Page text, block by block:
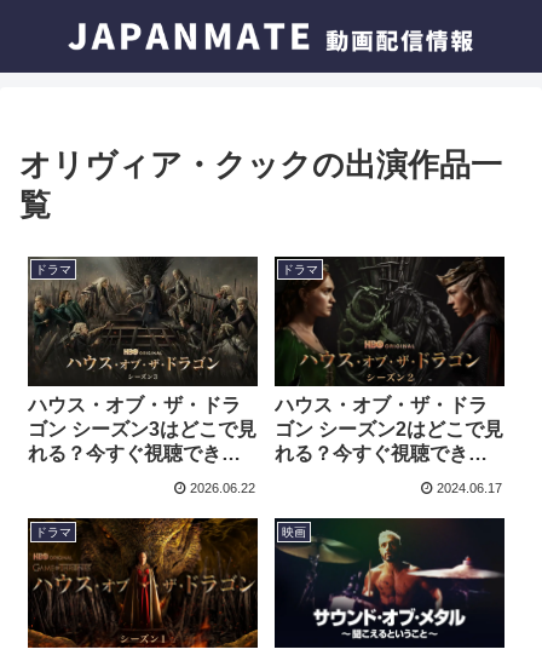
オリヴィア・クックの出演作品一
覧
ドラマ
ハウス・オブ・ザ・ドラ
ゴン シーズン3はどこで見
れる？今すぐ視聴できる
動画配信サービスを紹
2026.06.22
ドラマ
ハウス・オブ・ザ・ドラ
ゴン シーズン2はどこで見
れる？今すぐ視聴できる
動画配信サービスを紹
2024.06.17
ドラマ 映画